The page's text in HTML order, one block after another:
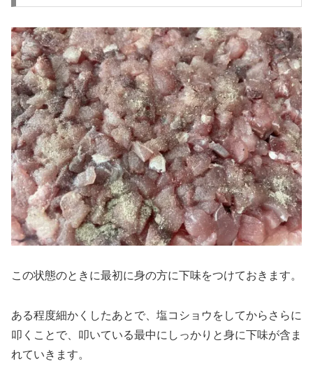
この状態のときに最初に身の方に下味をつけておきます。
ある程度細かくしたあとで、塩コショウをしてからさらに
叩くことで、叩いている最中にしっかりと身に下味が含ま
れていきます。